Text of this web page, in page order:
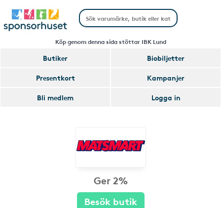
Köp genom denna sida stöttar IBK Lund
Butiker
Biobiljetter
Presentkort
Kampanjer
Bli medlem
Logga in
Ger 2%
Besök butik